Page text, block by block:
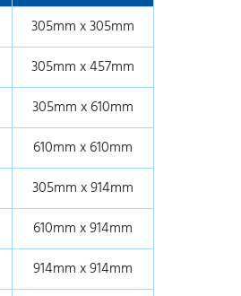
305mm x 305mm
305mm x 457mm
305mm x 610mm
610mm x 610mm
305mm x 914mm
610mm x 914mm
914mm x 914mm